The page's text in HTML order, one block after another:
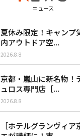
ニュース
夏休み限定！キャンプ
内アウトドア空...
2026.8.8
京都・嵐山に新名物！
ュロス専門店［...
2026.8.8
［ホテルグランヴィ